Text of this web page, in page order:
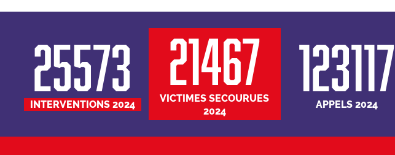
25573
INTERVENTIONS 2024
21467
VICTIMES SECOURUES
2024
123117
APPELS 2024